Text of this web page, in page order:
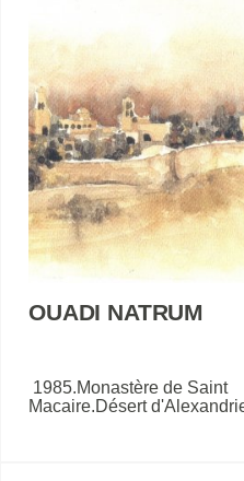
OUADI NATRUM
1985.Monastère de Saint
Macaire.Désert